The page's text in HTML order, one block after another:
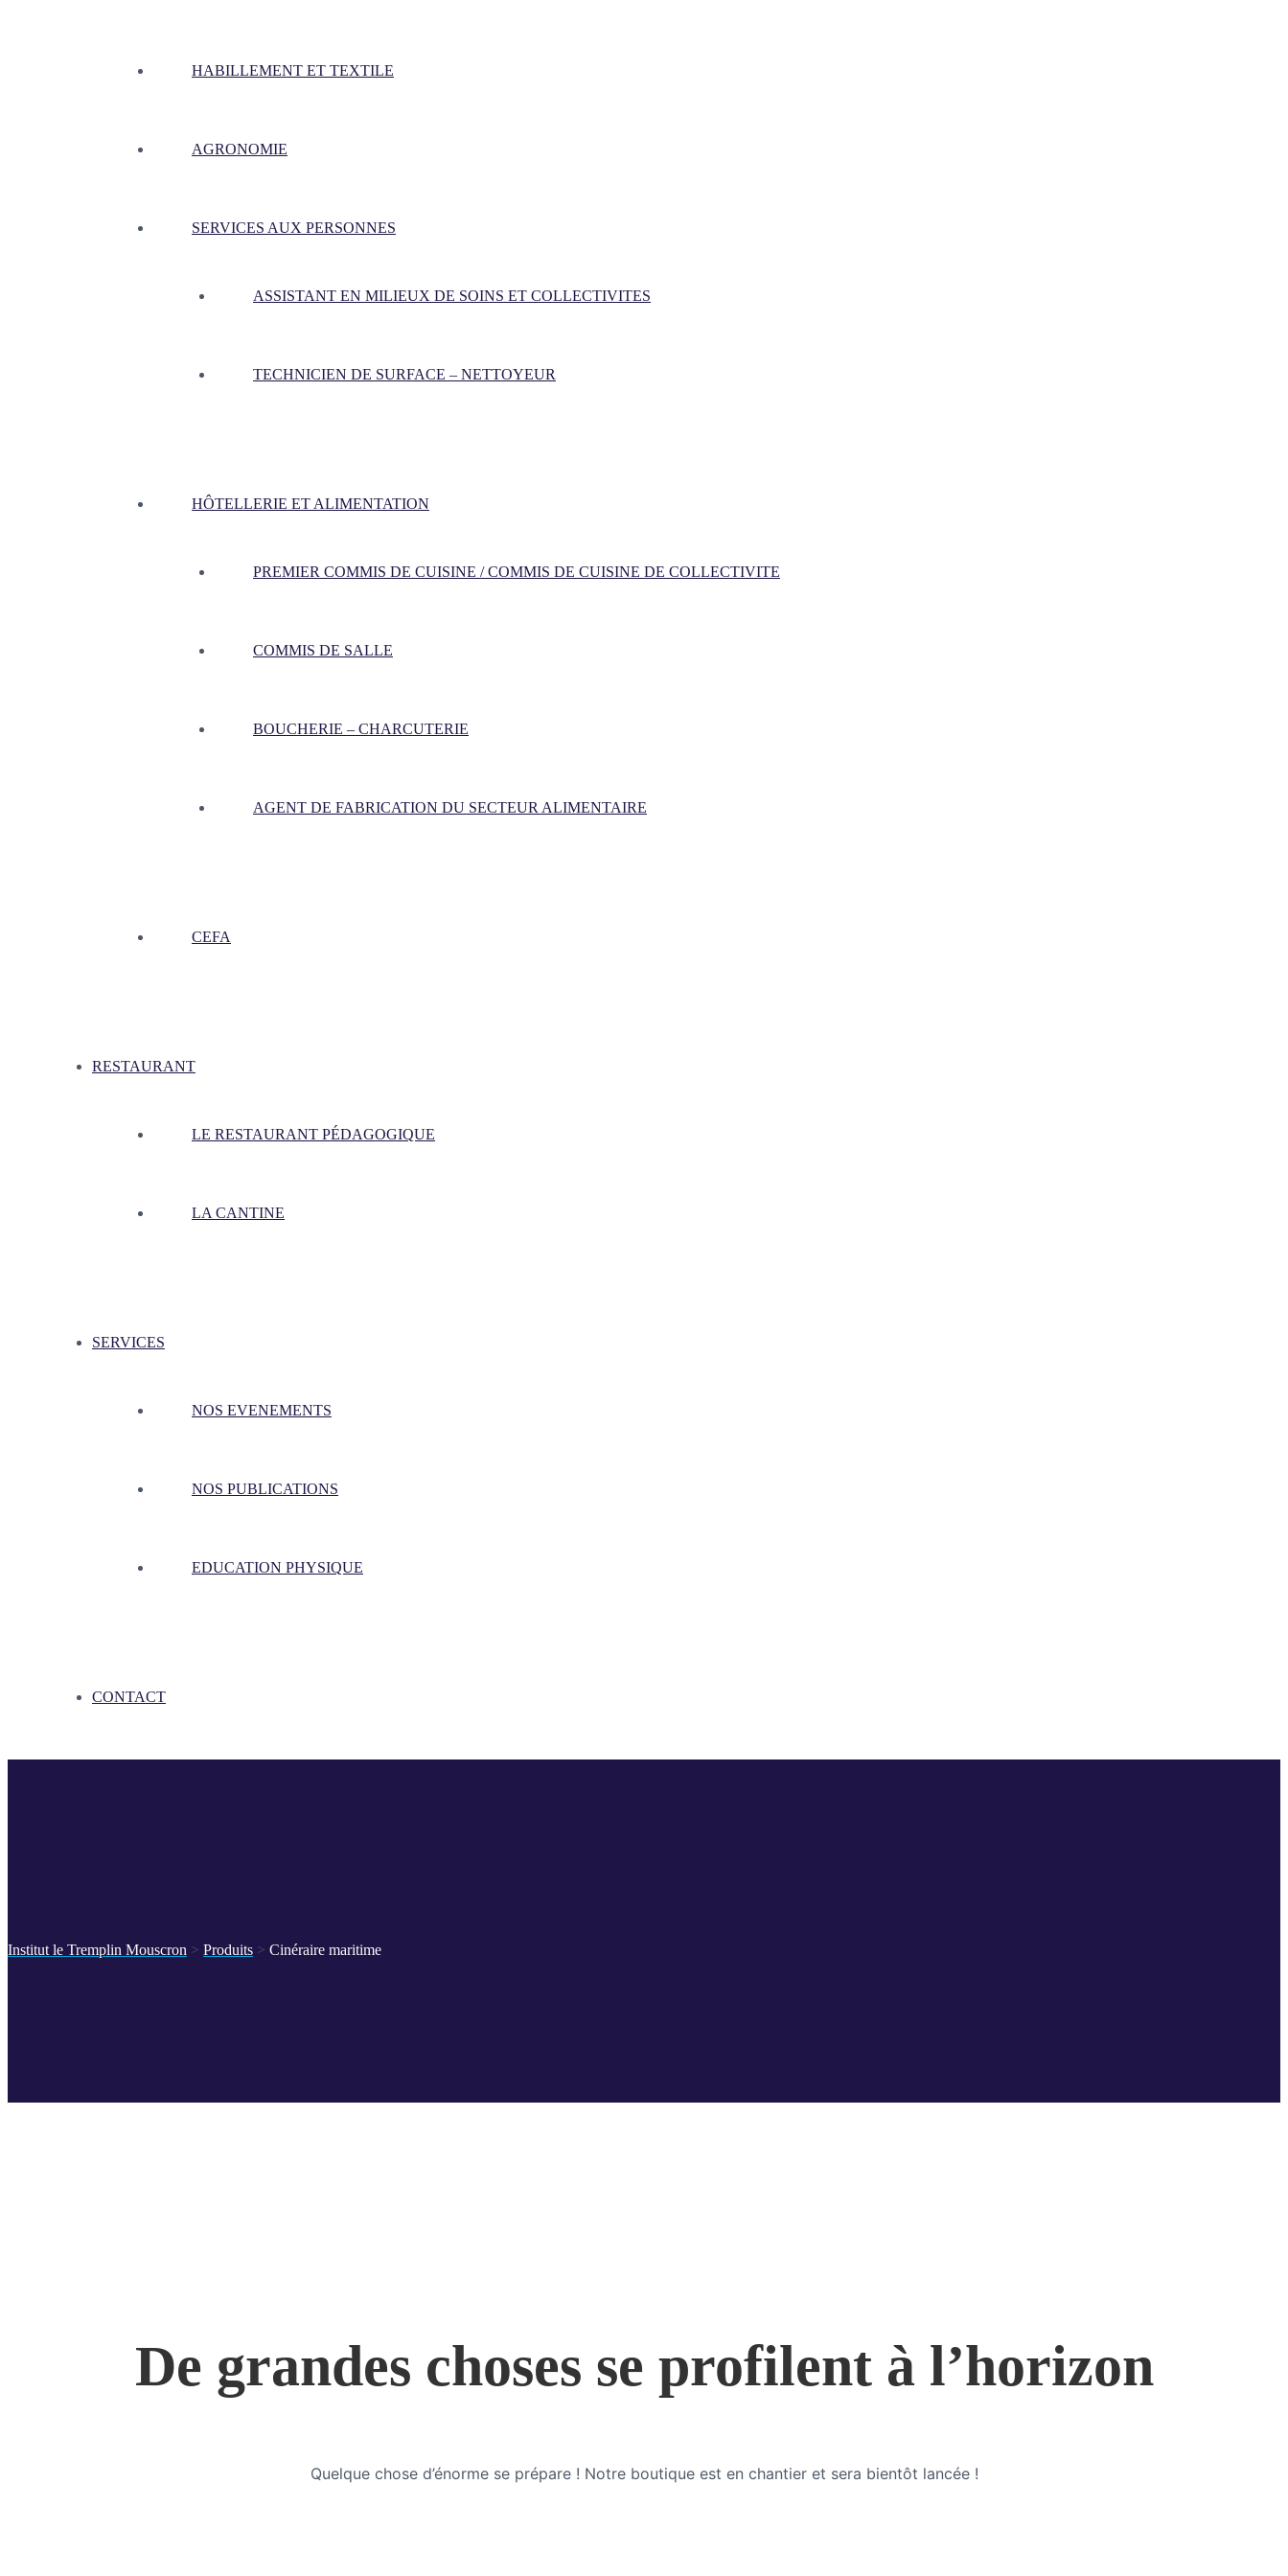
HABILLEMENT ET TEXTILE
AGRONOMIE
SERVICES AUX PERSONNES
ASSISTANT EN MILIEUX DE SOINS ET COLLECTIVITES
TECHNICIEN DE SURFACE – NETTOYEUR
HÔTELLERIE ET ALIMENTATION
PREMIER COMMIS DE CUISINE / COMMIS DE CUISINE DE COLLECTIVITE
COMMIS DE SALLE
BOUCHERIE – CHARCUTERIE
AGENT DE FABRICATION DU SECTEUR ALIMENTAIRE
CEFA
RESTAURANT
LE RESTAURANT PÉDAGOGIQUE
LA CANTINE
SERVICES
NOS EVENEMENTS
NOS PUBLICATIONS
EDUCATION PHYSIQUE
CONTACT
Institut le Tremplin Mouscron > Produits > Cinéraire maritime
De grandes choses se profilent à l’horizon
Quelque chose d’énorme se prépare ! Notre boutique est en chantier et sera bientôt lancée !